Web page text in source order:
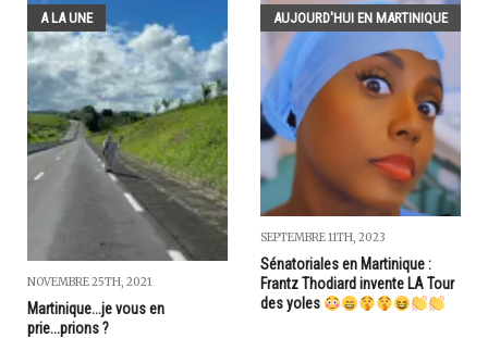
A LA UNE
NOVEMBRE 25TH, 2021
Martinique...je vous en
prie...prions ?
AUJOURD'HUI EN MARTINIQUE
SEPTEMBRE 11TH, 2023
Sénatoriales en Martinique :
Frantz Thodiard invente LA Tour
des yoles